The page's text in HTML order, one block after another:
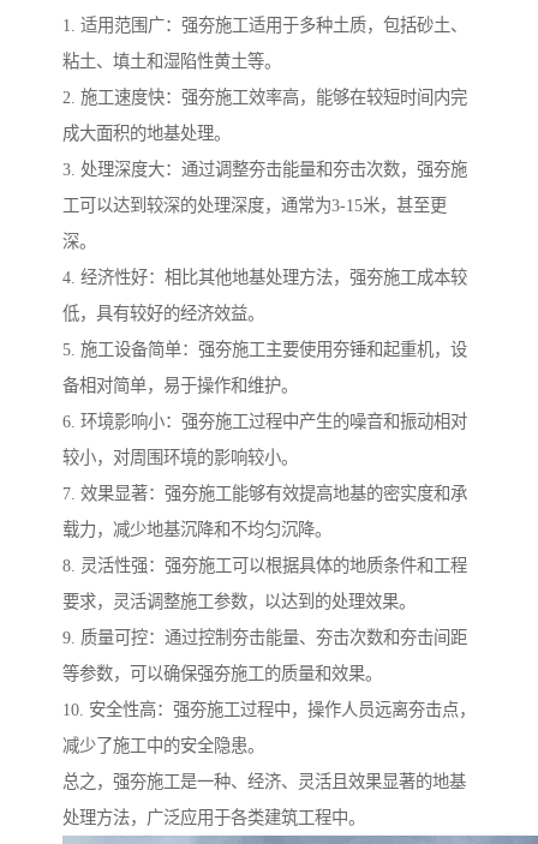
1. 适用范围广：强夯施工适用于多种土质，包括砂土、
粘土、填土和湿陷性黄土等。
2. 施工速度快：强夯施工效率高，能够在较短时间内完
成大面积的地基处理。
3. 处理深度大：通过调整夯击能量和夯击次数，强夯施
工可以达到较深的处理深度，通常为3-15米，甚至更
深。
4. 经济性好：相比其他地基处理方法，强夯施工成本较
低，具有较好的经济效益。
5. 施工设备简单：强夯施工主要使用夯锤和起重机，设
备相对简单，易于操作和维护。
6. 环境影响小：强夯施工过程中产生的噪音和振动相对
较小，对周围环境的影响较小。
7. 效果显著：强夯施工能够有效提高地基的密实度和承
载力，减少地基沉降和不均匀沉降。
8. 灵活性强：强夯施工可以根据具体的地质条件和工程
要求，灵活调整施工参数，以达到的处理效果。
9. 质量可控：通过控制夯击能量、夯击次数和夯击间距
等参数，可以确保强夯施工的质量和效果。
10. 安全性高：强夯施工过程中，操作人员远离夯击点，
减少了施工中的安全隐患。
总之，强夯施工是一种、经济、灵活且效果显著的地基
处理方法，广泛应用于各类建筑工程中。